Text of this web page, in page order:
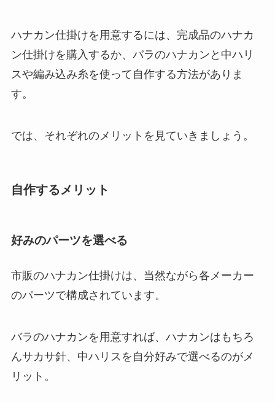
ハナカン仕掛けを用意するには、完成品のハナカ
ン仕掛けを購入するか、バラのハナカンと中ハリ
スや編み込み糸を使って自作する方法がありま
す。
では、それぞれのメリットを見ていきましょう。
自作するメリット
好みのパーツを選べる
市販のハナカン仕掛けは、当然ながら各メーカー
のパーツで構成されています。
バラのハナカンを用意すれば、ハナカンはもちろ
んサカサ針、中ハリスを自分好みで選べるのがメ
リット。